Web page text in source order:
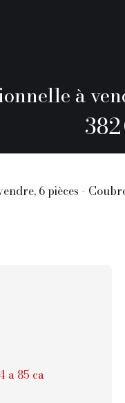
à
6 pièces -
a 85 ca